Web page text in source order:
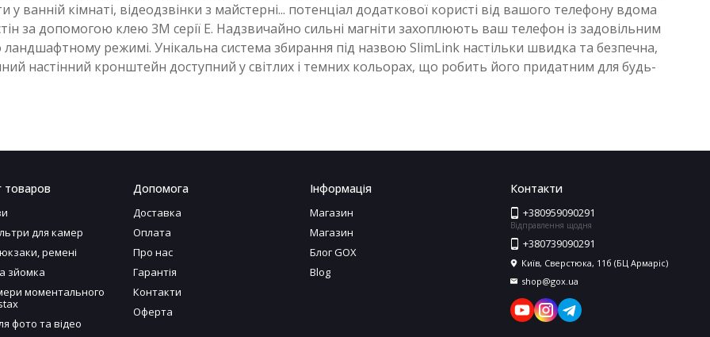
ванній кімнаті, відеодзвінки з майстерні... потенціал додаткової користі від вашого телефону вдома
за допомогою клею 3M серії E. Надзвичайно сильні магніти захоплюють ваш телефон із задовільним
режимі. Унікальна система збирання під назвою SlimLink настільки швидка та безпечна,
настінний кронштейн доступний у світлих і темних кольорах, що робить його придатним для будь-
товаров
для камер
ремені
зйомка
моментального
фото та відео
Допомога
Доставка
Оплата
Про нас
Гарантія
Контакти
Оферта
Інформація
Магазин
Магазин
Блог GOX
Blog
Контакти
+380959090291
Відправлення щодня
+380739090291
Київ, Сверстюка, 11б (БЦ Армаріс)
shop@gox.ua